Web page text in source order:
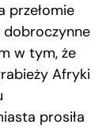
przełomie
dobroczynne
w tym, że
Afryki
prosiła